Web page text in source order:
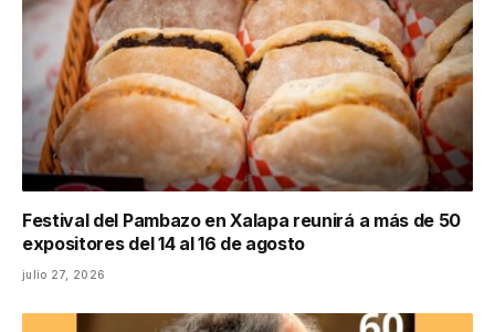
Festival del Pambazo en Xalapa reunirá a más de 50
expositores del 14 al 16 de agosto
julio 27, 2026